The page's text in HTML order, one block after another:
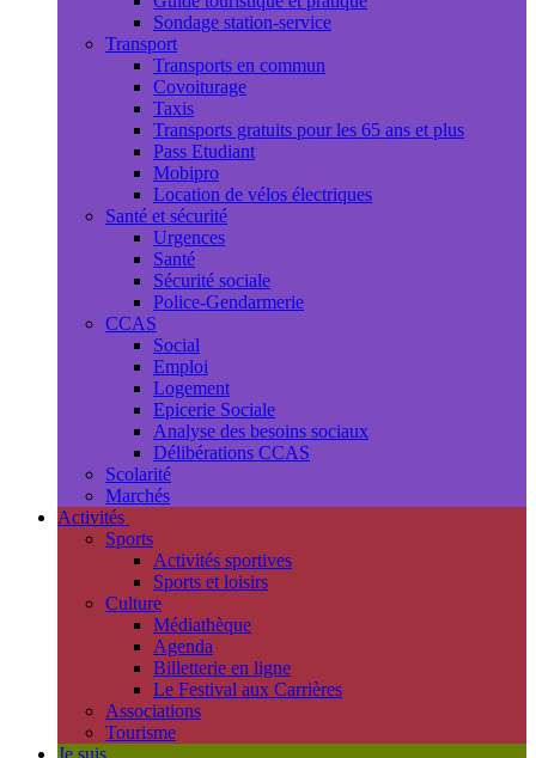
Sondage station-service
Transport
Transports en commun
Covoiturage
Taxis
Transports gratuits pour les 65 ans et plus
Pass Etudiant
Mobipro
Location de vélos électriques
Santé et sécurité
Urgences
Santé
Sécurité sociale
Police-Gendarmerie
CCAS
Social
Emploi
Logement
Epicerie Sociale
Analyse des besoins sociaux
Délibérations CCAS
Scolarité
Marchés
Activités
Sports
Activités sportives
Sports et loisirs
Culture
Médiathèque
Agenda
Billetterie en ligne
Le Festival aux Carrières
Associations
Tourisme
Je suis